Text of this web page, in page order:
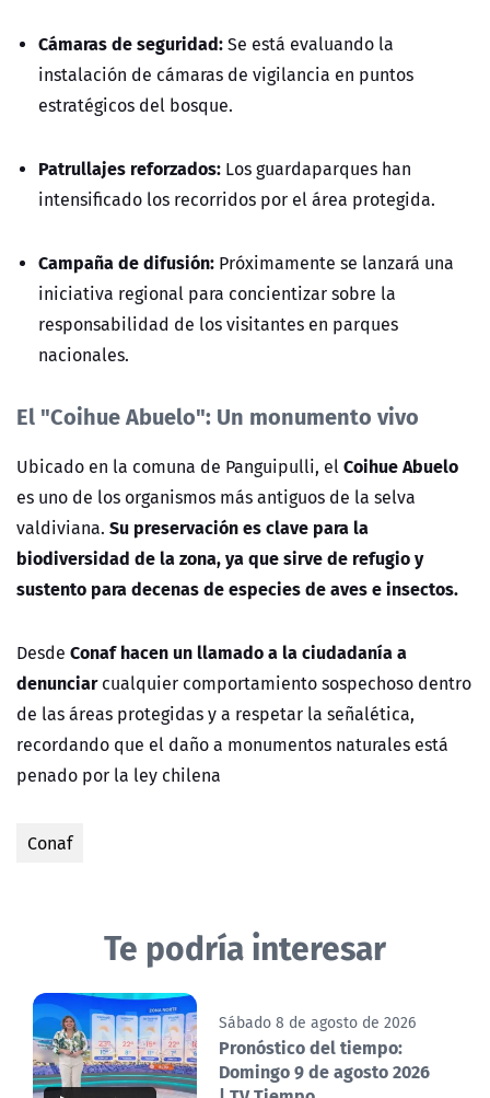
Cámaras de seguridad:Se está evaluando la
instalación de cámaras de vigilancia en puntos
estratégicos del bosque.
Patrullajes reforzados: Los guardaparques han
intensificado los recorridos por el área protegida.
Campaña de difusión: Próximamente se lanzará una
iniciativa regional para concientizar sobre la
responsabilidad de los visitantes en parques
nacionales.
El "Coihue Abuelo": Un monumento vivo
Ubicado en la comuna de Panguipulli, elCoihue Abuelo
es uno de los organismos más antiguos de la selva
valdiviana. Su preservación es clave para la
biodiversidad de la zona, ya que sirve de refugio y
sustento para decenas de especies de aves e insectos.
Desde Conaf hacen un llamado a la ciudadanía a
denunciarcualquier comportamiento sospechoso dentro
de las áreas protegidas y a respetar la señalética,
recordando que el daño a monumentos naturales está
penado por la ley chilena
Conaf
Te podría interesar
Sábado 8 de agosto de 2026
Pronóstico del tiempo:
Domingo 9 de agosto 2026